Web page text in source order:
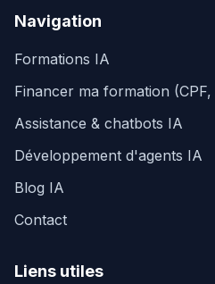
Navigation
Formations IA
Financer ma formation (CPF,
Assistance & chatbots IA
Développement d'agents IA
Blog IA
Contact
Liens utiles